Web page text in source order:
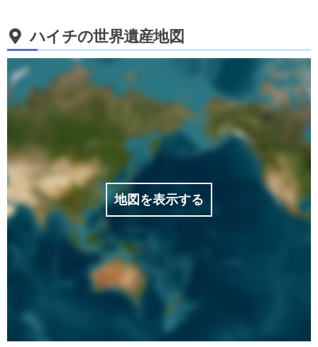
ハイチの世界遺産地図
地図を表示する